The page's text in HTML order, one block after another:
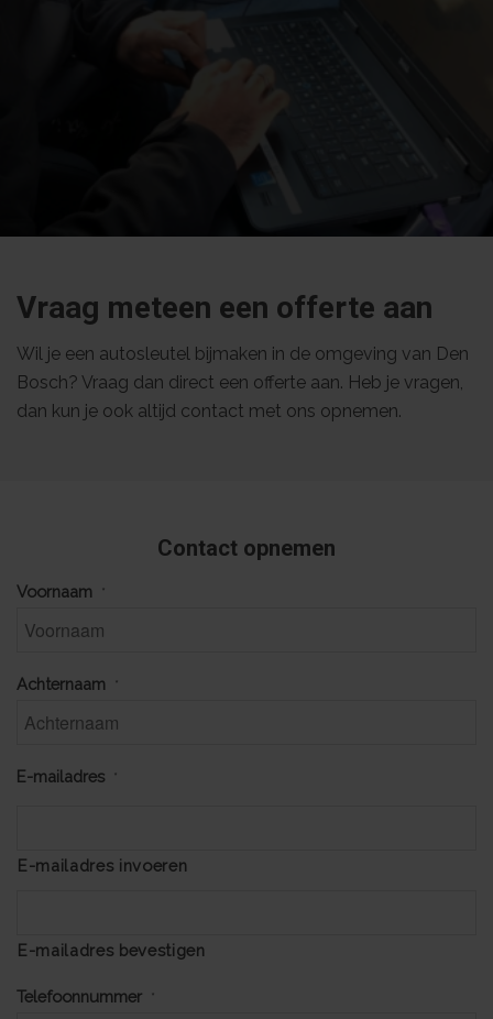
Heb je een specifiek onderdeel nodig dat lastig
gebruikte auto-onderdelen
Bekijk ons aanbod van gebruikte onderdelen of neem
Vraag meteen een offerte aan
Wil je een autosleutel bijmaken in de omgeving van Den
Bosch? Vraag dan direct een offerte aan. Heb je vragen,
dan kun je ook altijd contact met ons opnemen.
Contact opnemen
Voornaam *
Achternaam *
E-mailadres *
E-mailadres invoeren
E-mailadres bevestigen
Telefoonnummer *